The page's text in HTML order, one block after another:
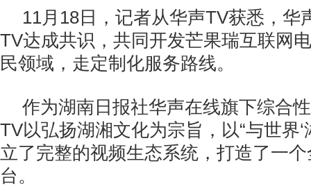
11月18日，记者从华声TV获悉，华
TV达成共识，共同开发芒果瑞互联网
民领域，走定制化服务路线。
作为湖南日报社华声在线旗下综合
TV以弘扬湖湘文化为宗旨，以“与世界‘
立了完整的视频生态系统，打造了一
台。